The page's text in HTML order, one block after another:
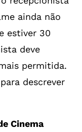
ainda não
estiver 30
deve
permitida.
descrever
Cinema